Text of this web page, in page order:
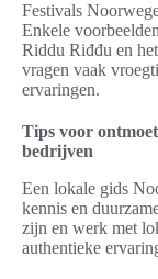
Festivals
Enkele
Riddu Riđđu en
vragen vaak
ervaringen.
Tips voor
bedrijven
Een lokale gids
kennis en
zijn en werk met
authentieke